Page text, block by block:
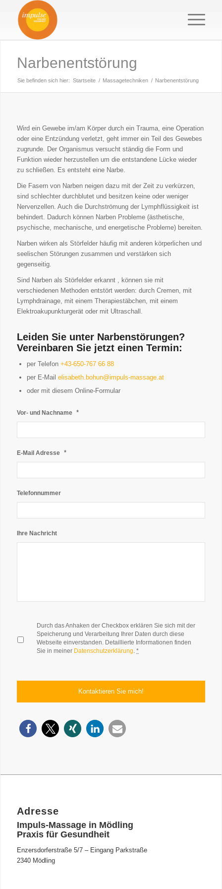
Narbenentstörung
Sie befinden sich hier: Startseite / Massagetechniken / Narbenentstörung
Wird ein Gewebe im/am Körper durch ein Trauma, eine Operation
oder eine Entzündung verletzt, geht immer ein Teil des Gewebes
zugrunde. Der Organismus versucht ständig die Form und
Funktion wieder herzustellen um die entstandene Lücke wieder
zu schließen. Es entsteht eine Narbe.
Die Fasern von Narben neigen dazu mit der Zeit zu verkürzen,
sind schlechter durchblutet und besitzen keine oder weniger
Nervenzellen. Auch die Durchströmung der Lymphflüssigkeit ist
behindert. Dadurch können Narben Probleme (ästhetische,
psychische, mechanische, und energetische Probleme) bereiten.
Narben wirken als Störfelder häufig mit anderen körperlichen und
seelischen Störungen zusammen und verstärken sich
gegenseitig.
Sind Narben als Störfelder erkannt , können sie mit
verschiedenen Methoden entstört werden: durch Cremen, mit
Lymphdrainage, mit einem Therapiestäbchen, mit einem
Elektroakupunkturgerät oder mit Ultraschall.
Leiden Sie unter Narbenstörungen?
Vereinbaren Sie jetzt einen Termin:
per Telefon+43-650-767 66 88
per E-Mailelisabeth.bohun@impuls-massage.at
oder mit diesem Online-Formular
Vor- und Nachname *
E-Mail Adresse *
Telefonnummer
Ihre Nachricht
Durch das Anhaken der Checkbox erklären Sie sich mit der
Speicherung und Verarbeitung Ihrer Daten durch diese
Webseite einverstanden. Detaillierte Informationen finden
Sie in meiner Datenschutzerklärung.*
Adresse
Impuls-Massage in Mödling
Praxis für Gesundheit
Enzersdorferstraße 5/7 – Eingang Parkstraße
2340 Mödling